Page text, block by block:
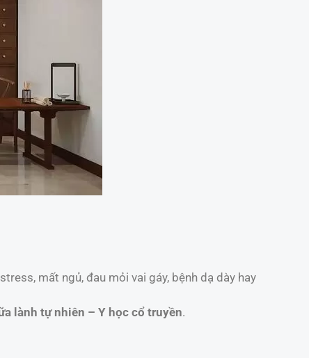
mất ngủ, đau mỏi vai gáy, bệnh dạ dày hay
lành tự nhiên – Y học cổ truyền.